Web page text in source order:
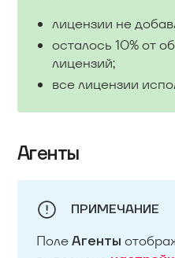
лицензии не
осталось 10% от
лицензий;
все лицензии
Агенты
ПРИМЕЧАНИЕ
ПолеАгенты